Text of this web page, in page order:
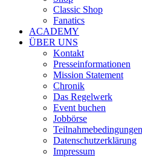
Classic Shop
Fanatics
ACADEMY
ÜBER UNS
Kontakt
Presseinformationen
Mission Statement
Chronik
Das Regelwerk
Event buchen
Jobbörse
Datenschutzerklärung
Impressum